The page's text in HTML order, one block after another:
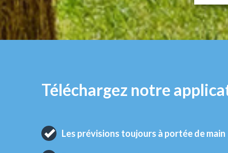
Téléchargez notre
Les prévisions toujours à portée de main